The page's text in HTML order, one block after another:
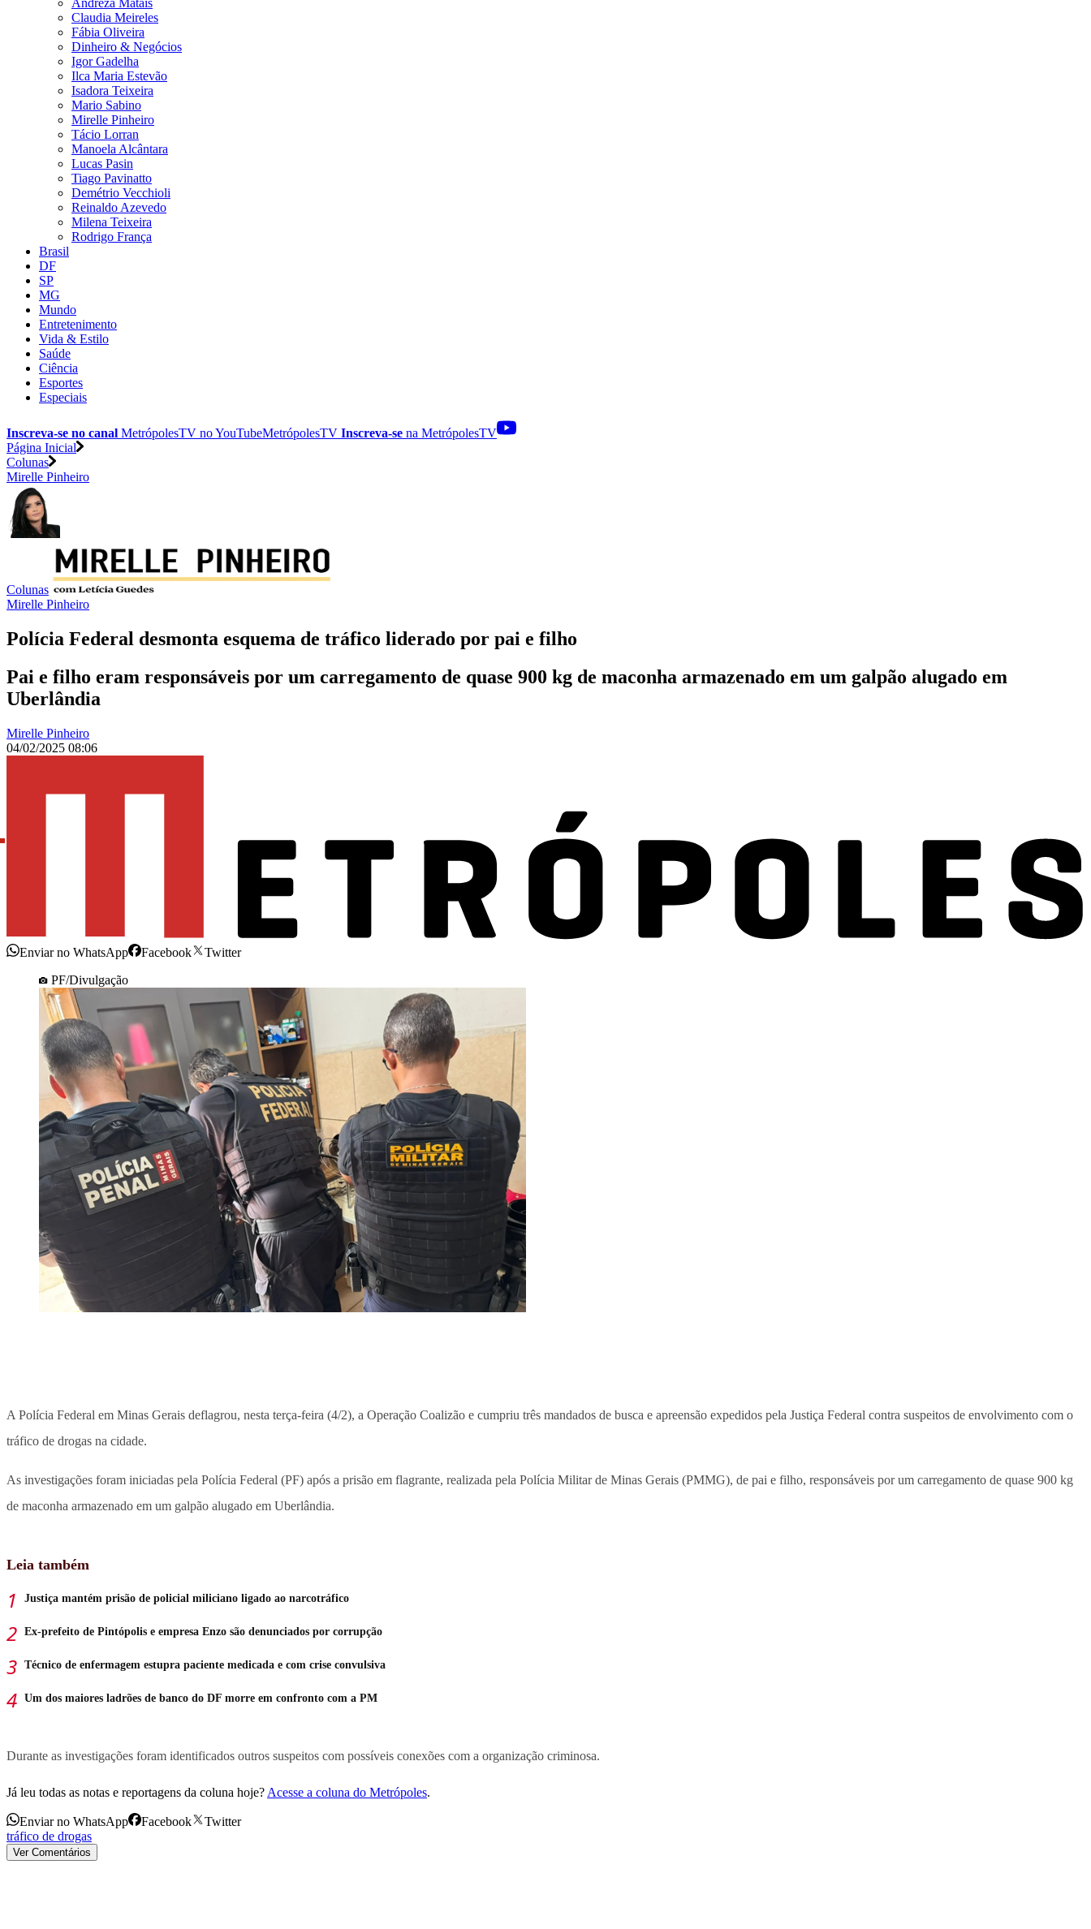
Andreza Matais
Claudia Meireles
Fábia Oliveira
Dinheiro & Negócios
Igor Gadelha
Ilca Maria Estevão
Isadora Teixeira
Mario Sabino
Mirelle Pinheiro
Tácio Lorran
Manoela Alcântara
Lucas Pasin
Tiago Pavinatto
Demétrio Vecchioli
Reinaldo Azevedo
Milena Teixeira
Rodrigo França
Brasil
DF
SP
MG
Mundo
Entretenimento
Vida & Estilo
Saúde
Ciência
Esportes
Especiais
Inscreva-se no canal MetrópolesTV noYouTubeMetrópolesTV Inscreva-se na MetrópolesTV
Página Inicial
Colunas
Mirelle Pinheiro
Colunas
Mirelle Pinheiro
Polícia Federal desmonta esquema de tráfico liderado por pai e filho
Pai e filho eram responsáveis por um carregamento de quase 900 kg de maconha armazenado em um galpão alugado em
Uberlândia
Mirelle Pinheiro
04/02/2025 08:06
Enviar no WhatsApp Facebook
Twitter
PF/Divulgação
A Polícia Federal em Minas Gerais deflagrou, nesta terça-feira (4/2), a Operação Coalizão e cumpriu três mandados de busca e apreensão expedidos pela Justiça Federal contra suspeitos de envolvimento com o
tráfico de drogas na cidade.
As investigações foram iniciadas pela Polícia Federal (PF) após a prisão em flagrante, realizada pela Polícia Militar de Minas Gerais (PMMG), de pai e filho, responsáveis por um carregamento de quase 900 kg
de maconha armazenado em um galpão alugado em Uberlândia.
Leia também
Justiça mantém prisão de policial miliciano ligado ao narcotráfico
Ex-prefeito de Pintópolis e empresa Enzo são denunciados por corrupção
Técnico de enfermagem estupra paciente medicada e com crise convulsiva
Um dos maiores ladrões de banco do DF morre em confronto com a PM
Durante as investigações foram identificados outros suspeitos com possíveis conexões com a organização criminosa.
Já leu todas as notas e reportagens da coluna hoje? Acesse a coluna do Metrópoles.
Enviar no WhatsApp Facebook
Twitter
tráfico de drogas
Ver Comentários